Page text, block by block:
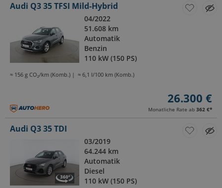
Audi Q3 35 TFSI Mild-Hybrid
04/2022
51.608 km
Automatik
Benzin
110 kW (150 PS)
≈ 156 g CO₂/km (Komb.) ≈ 6,1 l/100 km (Komb.)
26.300 €
Monatliche Rate ab 362 €*
Audi Q3 35 TDI
03/2019
64.244 km
Automatik
Diesel
110 kW (150 PS)